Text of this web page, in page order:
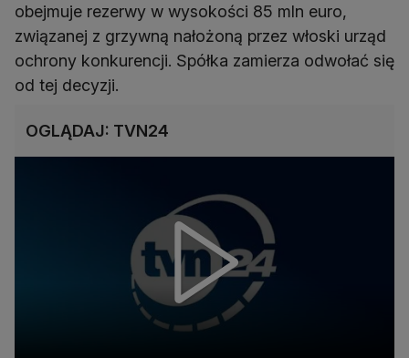
obejmuje rezerwy w wysokości 85 mln euro,
związanej z grzywną nałożoną przez włoski urząd
ochrony konkurencji. Spółka zamierza odwołać się
od tej decyzji.
OGLĄDAJ: TVN24